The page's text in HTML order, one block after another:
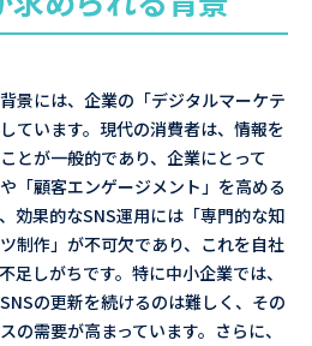
景には、企業の「デジタルマーケテ
ています。現代の消費者は、情報を
とが一般的であり、企業にとって
「顧客エンゲージメント」を高める
効果的なSNS運用には「専門的な知
制作」が不可欠であり、これを自社
足しがちです。特に中小企業では、
の更新を続けるのは難しく、その
の需要が高まっています。さらに、